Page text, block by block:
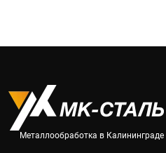
Металлообработка в Калининграде